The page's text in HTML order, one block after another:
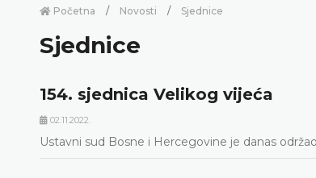
Početna Novosti Sjednice
Sjednice
154. sjednica Velikog vijeća
02.11.2022.
Ustavni sud Bosne i Hercegovine je danas